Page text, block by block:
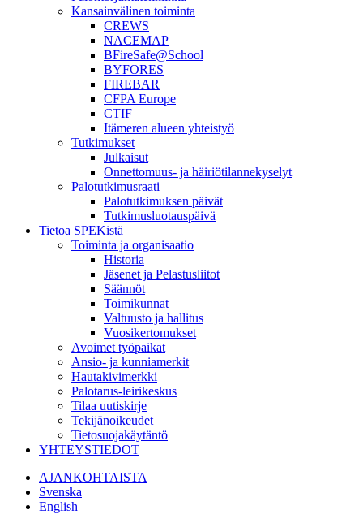
Kansainvälinen toiminta
CREWS
NACEMAP
BFireSafe@School
BYFORES
FIREBAR
CFPA Europe
CTIF
Itämeren alueen yhteistyö
Tutkimukset
Julkaisut
Onnettomuus- ja häiriötilannekyselyt
Palotutkimusraati
Palotutkimuksen päivät
Tutkimusluotauspäivä
Tietoa SPEKistä
Toiminta ja organisaatio
Historia
Jäsenet ja Pelastusliitot
Säännöt
Toimikunnat
Valtuusto ja hallitus
Vuosikertomukset
Avoimet työpaikat
Ansio- ja kunniamerkit
Hautakivimerkki
Palotarus-leirikeskus
Tilaa uutiskirje
Tekijänoikeudet
Tietosuojakäytäntö
YHTEYSTIEDOT
AJANKOHTAISTA
Svenska
English